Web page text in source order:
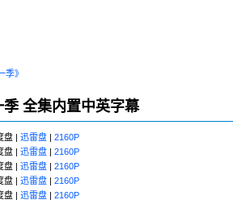
季》
季 全集内置中英字幕
盘 | 迅雷盘 | 2160P
盘 | 迅雷盘 | 2160P
盘 | 迅雷盘 | 2160P
盘 | 迅雷盘 | 2160P
盘 | 迅雷盘 | 2160P